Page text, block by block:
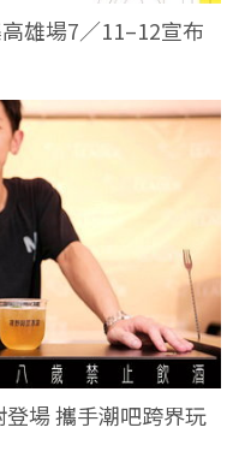
雄場7／11–12宣布
場 攜手潮吧跨界玩